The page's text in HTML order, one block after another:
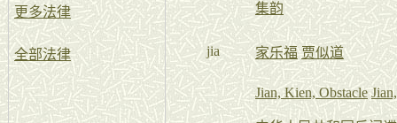
更多法律
全部法律
集韵
jia 家乐福 贾似道
Jian, Kien, Obstacle